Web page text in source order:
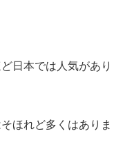
日本では人気があり
ほれど多くはありま